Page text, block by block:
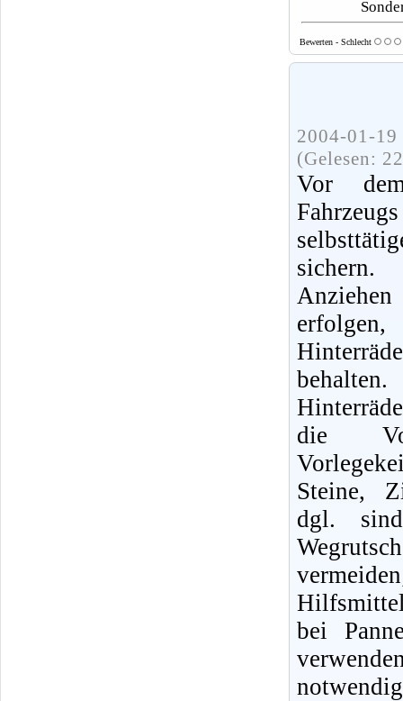
Bewerten - Schlecht
2004-01-
(Gelesen:
Vor
die
Steine,
dgl.
bei